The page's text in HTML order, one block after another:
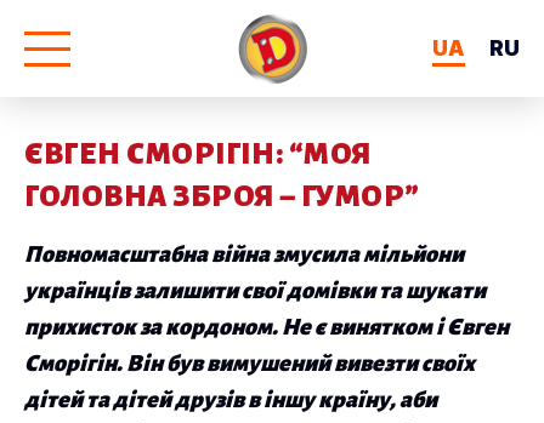
UA
RU
ЄВГЕН СМОРІГІН: “МОЯ
ГОЛОВНА ЗБРОЯ – ГУМОР”
Повномасштабна війна змусила мільйони
українців залишити свої домівки та шукати
прихисток за кордоном. Не є винятком і Євген
Сморігін. Він був вимушений вивезти своїх
дітей та дітей друзів в іншу країну, аби